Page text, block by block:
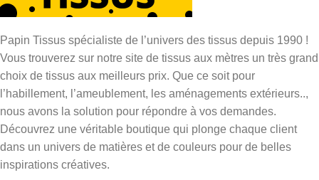
Papin Tissus spécialiste de l’univers des tissus depuis 1990 !
Vous trouverez sur notre site de tissus aux mètres un très grand
choix de tissus aux meilleurs prix. Que ce soit pour
l’habillement, l’ameublement, les aménagements extérieurs..,
nous avons la solution pour répondre à vos demandes.
Découvrez une véritable boutique qui plonge chaque client
dans un univers de matières et de couleurs pour de belles
inspirations créatives.